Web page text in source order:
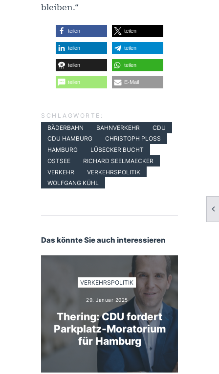
bleiben.“
teilen teilen
teilen teilen
teilen teilen
teilen E-Mail
SCHLAGWORTE:
BÄDERBAHN
BAHNVERKEHR
CDU
CDU HAMBURG
CHRISTOPH PLOSS
HAMBURG
LÜBECKER BUCHT
OSTSEE
RICHARD SEELMAECKER
VERKEHR
VERKEHRSPOLITIK
WOLFGANG KÜHL
Das könnte Sie auch interessieren
VERKEHRSPOLITIK
29. Januar 2025
Thering: CDU fordert
Parkplatz-Moratorium
für Hamburg